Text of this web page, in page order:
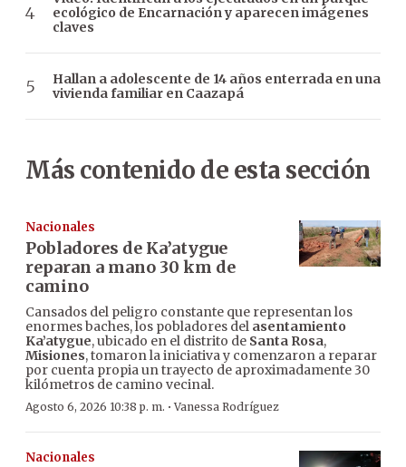
ecológico de Encarnación y aparecen imágenes
claves
Hallan a adolescente de 14 años enterrada en una
vivienda familiar en Caazapá
Más contenido de esta sección
Nacionales
Pobladores de Ka’atygue
reparan a mano 30 km de
camino
Cansados del peligro constante que representan los
enormes baches, los pobladores del asentamiento
Ka’atygue, ubicado en el distrito de Santa Rosa,
Misiones, tomaron la iniciativa y comenzaron a reparar
por cuenta propia un trayecto de aproximadamente 30
kilómetros de camino vecinal.
Agosto 6, 2026 10:38 p. m. ·Vanessa Rodríguez
Nacionales